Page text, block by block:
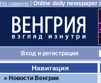
На главную Online daily newspaper
Входи регистрация
Навигация
Новости Венгрии